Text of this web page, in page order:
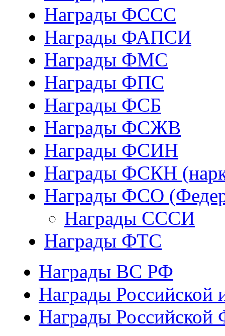
Награды ФCСС
Награды ФАПСИ
Награды ФМС
Награды ФПС
Награды ФСБ
Награды ФСЖВ
Награды ФСИН
Награды ФСКН
Награды ФСО
Награды СССИ
Награды ФТС
Награды ВС РФ
Награды Российской
Награды Российской